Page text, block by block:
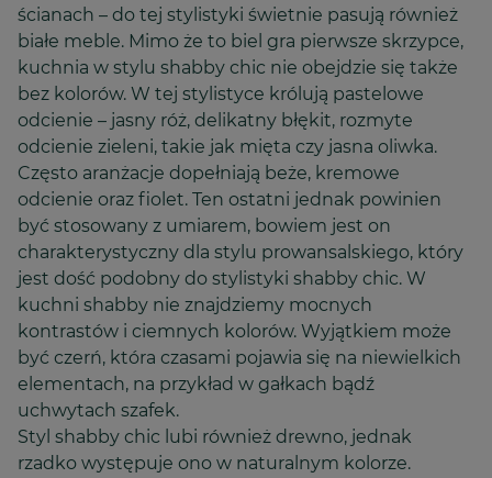
ścianach – do tej stylistyki świetnie pasują również
białe meble. Mimo że to biel gra pierwsze skrzypce,
kuchnia w stylu shabby chic nie obejdzie się także
bez kolorów. W tej stylistyce królują pastelowe
odcienie – jasny róż, delikatny błękit, rozmyte
odcienie zieleni, takie jak mięta czy jasna oliwka.
Często aranżacje dopełniają beże, kremowe
odcienie oraz fiolet. Ten ostatni jednak powinien
być stosowany z umiarem, bowiem jest on
charakterystyczny dla stylu prowansalskiego, który
jest dość podobny do stylistyki shabby chic. W
kuchni shabby nie znajdziemy mocnych
kontrastów i ciemnych kolorów. Wyjątkiem może
być czerń, która czasami pojawia się na niewielkich
elementach, na przykład w gałkach bądź
uchwytach szafek.
Styl shabby chic lubi również drewno, jednak
rzadko występuje ono w naturalnym kolorze.